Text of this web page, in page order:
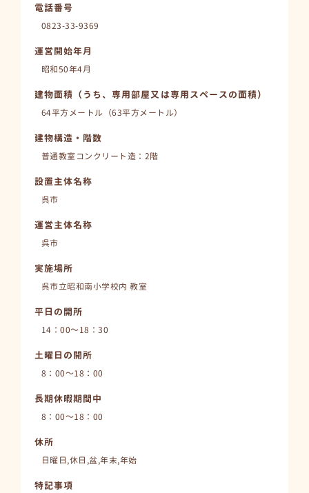
電話番号
0823-33-9369
運営開始年月
昭和50年4月
建物面積（うち、専用部屋又は専用スペースの面積）
64平方メートル（63平方メートル）
建物構造・階数
普通教室コンクリート造：2階
設置主体名称
呉市
運営主体名称
呉市
実施場所
呉市立昭和南小学校内 教室
平日の開所
14：00～18：30
土曜日の開所
8：00～18：00
長期休暇期間中
8：00～18：00
休所
日曜日,休日,盆,年末,年始
特記事項